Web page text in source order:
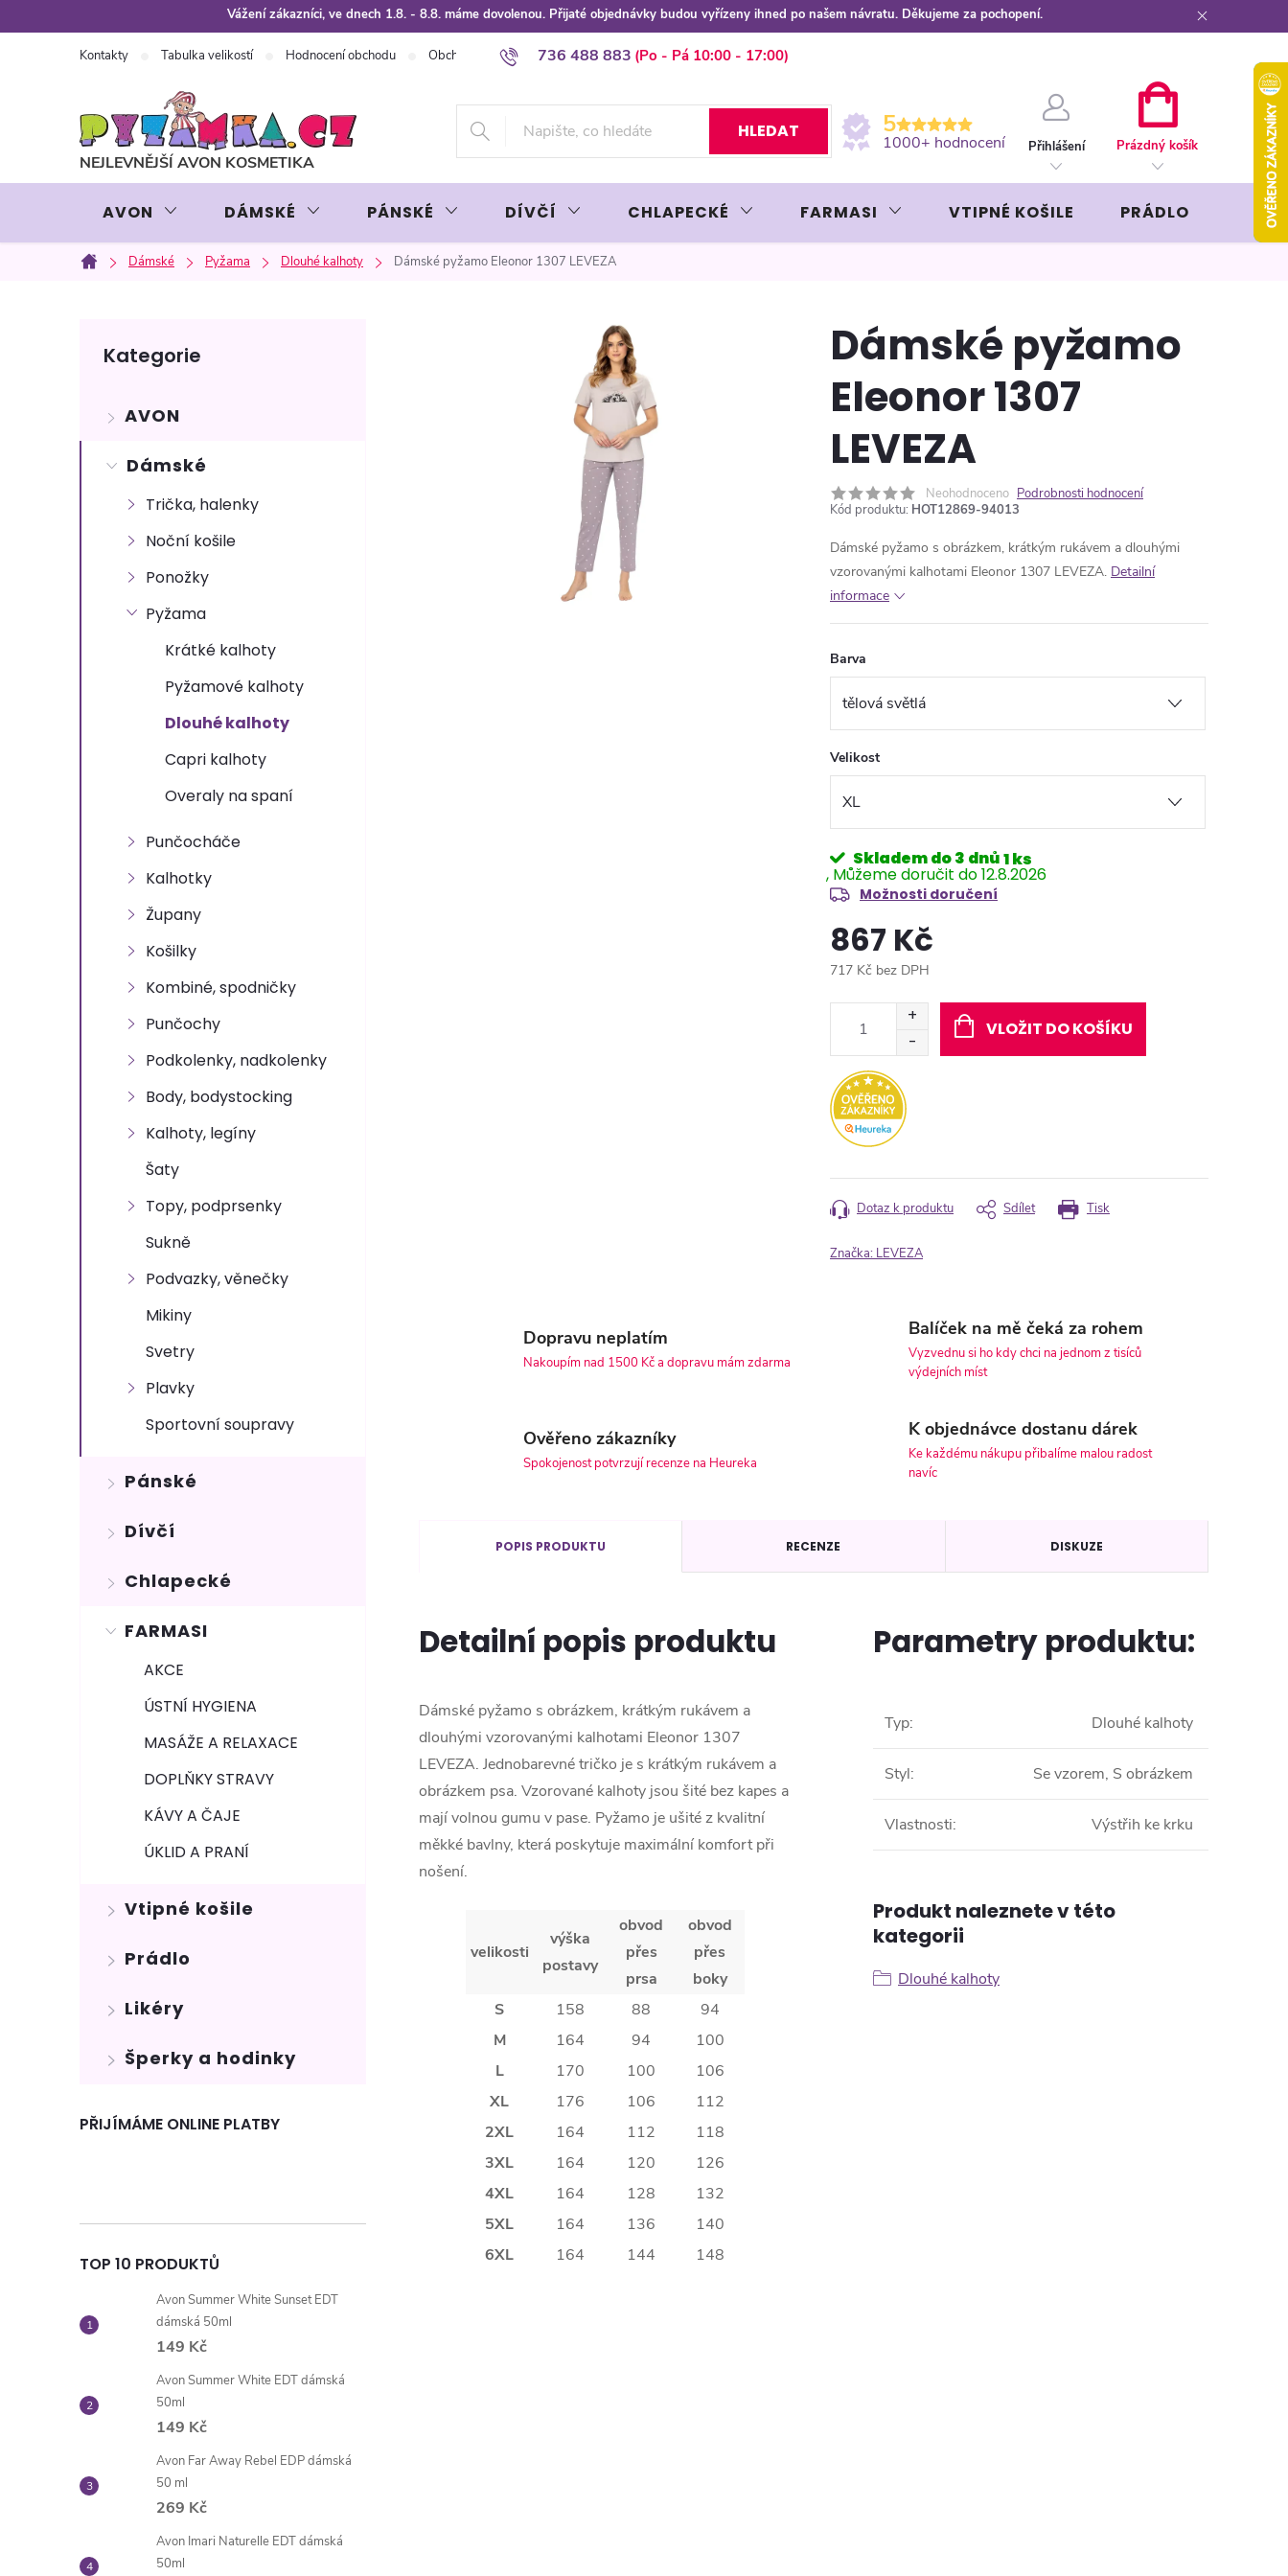
na
Vážení zákazníci, ve dnech 1.8. - 8.8. máme dovolenou. Přijaté objednávky budou vyřízeny ihned po našem návratu. Děkujeme za pochopení.
736 488 883
Kontakty Tabulka velikostí Hodnocení obchodu Obchodní podmínky Podmínky ochrany osobních údajů
HLEDAT 5
1000+ hodnocení Přihlášení
KOŠÍK
Prázdný košík
AVON DÁMSKÉ PÁNSKÉ DÍVČÍ CHLAPECKÉ FARMASI VTIPNÉ KOŠILE PRÁDLO
Domů
Dámské Pyžama Dlouhé kalhoty Dámské pyžamo Eleonor 1307 LEVEZA
s
kategorie
Kategorie
AVON
Dámské
Trička, halenky
Noční košile
Ponožky
Pyžama
Krátké kalhoty
Pyžamové kalhoty
Dlouhé kalhoty
Capri kalhoty
Overaly na spaní
Punčocháče
Kalhotky
Župany
Košilky
Kombiné, spodničky
Punčochy
Podkolenky, nadkolenky
Body, bodystocking
Kalhoty, legíny
Šaty
Topy, podprsenky
Sukně
Podvazky, věnečky
Mikiny
Svetry
Plavky
Sportovní soupravy
Pánské
Dívčí
Chlapecké
FARMASI
AKCE
ÚSTNÍ HYGIENA
MASÁŽE A RELAXACE
DOPLŇKY STRAVY
KÁVY A ČAJE
ÚKLID A PRANÍ
Vtipné košile
Prádlo
Likéry
Šperky a hodinky
PŘIJÍMÁME ONLINE PLATBY
TOP 10 PRODUKTŮ
Avon Summer White Sunset EDT
dámská 50ml
149 Kč
Avon Summer White EDT dámská
50ml
149 Kč
Avon Far Away Rebel EDP dámská
50 ml
269 Kč
Avon Imari Naturelle EDT dámská
50ml
Dámské pyžamo
Eleonor 1307
LEVEZA
Neohodnoceno Podrobnosti hodnocení
Kód produktu: HOT12869-94013
Dámské pyžamo s obrázkem, krátkým rukávem a dlouhými
vzorovanými kalhotami Eleonor 1307 LEVEZA. Detailní
informace
Barva
Velikost
Skladem do 3 dnů1 ks
12.8.2026
Možnosti doručení
867 Kč
717 Kč bez DPH
VLOŽIT DO KOŠÍKU
Tisk
Dotaz k produktu Sdílet
Značka: LEVEZA
Dopravu neplatím
Nakoupím nad 1500 Kč a dopravu mám zdarma
Balíček na mě čeká za rohem
Vyzvednu si ho kdy chci na jednom z tisíců
výdejních míst
Ověřeno zákazníky
Spokojenost potvrzují recenze na Heureka
K objednávce dostanu dárek
Ke každému nákupu přibalíme malou radost
navíc
POPIS PRODUKTU RECENZE DISKUZE
Detailní popis produktu
Dámské pyžamo s obrázkem, krátkým rukávem a
dlouhými vzorovanými kalhotami Eleonor 1307
LEVEZA. Jednobarevné tričko je s krátkým rukávem a
obrázkem psa. Vzorované kalhoty jsou šité bez kapes a
mají volnou gumu v pase. Pyžamo je ušité z kvalitní
měkké bavlny, která poskytuje maximální komfort při
nošení.
velikosti
výška
postavy
obvod
přes
prsa
obvod
přes
boky
S
158 88
94
M
164 94
100
L
170 100
106
XL
176 106
112
2XL
164 112
118
3XL
164 120
126
4XL
164 128
132
5XL
164 136
140
6XL
164 144 148
Parametry produktu:
Typ: Dlouhé kalhoty
Styl: Se vzorem, S obrázkem
Vlastnosti: Výstřih ke krku
Produkt naleznete v této
kategorii
Dlouhé kalhoty